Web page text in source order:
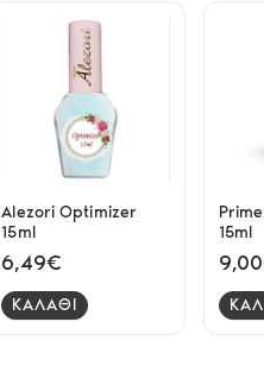
Alezori Optimizer
15ml
6,49€
ΚΑΛΑΘΙ
15ml